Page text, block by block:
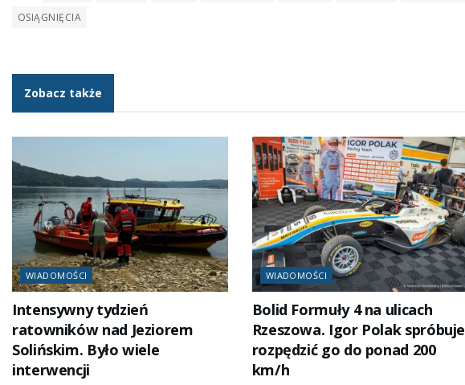
OSIĄGNIĘCIA
Zobacz także
WIADOMOŚCI
Intensywny tydzień
ratowników nad Jeziorem
Solińskim. Było wiele
interwencji
WIADOMOŚCI
Bolid Formuły 4 na ulicach
Rzeszowa. Igor Polak spróbuje
rozpędzić go do ponad 200
km/h